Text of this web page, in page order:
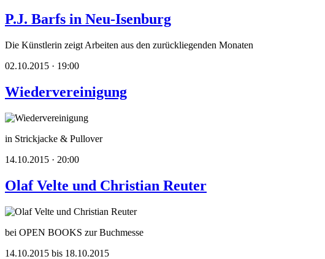
P.J. Barfs in Neu-Isenburg
Die Künstlerin zeigt Arbeiten aus den zurückliegenden Monaten
02.10.2015 · 19:00
Wiedervereinigung
in Strickjacke & Pullover
14.10.2015 · 20:00
Olaf Velte und Christian Reuter
bei OPEN BOOKS zur Buchmesse
14.10.2015 bis 18.10.2015